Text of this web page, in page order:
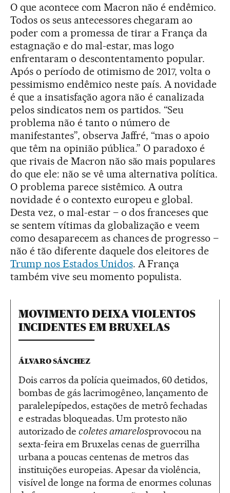
O que acontece com Macron não é endêmico.
Todos os seus antecessores chegaram ao
poder com a promessa de tirar a França da
estagnação e do mal-estar, mas logo
enfrentaram o descontentamento popular.
Após o período de otimismo de 2017, volta o
pessimismo endêmico neste país. A novidade
é que a insatisfação agora não é canalizada
pelos sindicatos nem os partidos. “Seu
problema não é tanto o número de
manifestantes”, observa Jaffré, “mas o apoio
que têm na opinião pública.” O paradoxo é
que rivais de Macron não são mais populares
do que ele: não se vê uma alternativa política.
O problema parece sistêmico. A outra
novidade é o contexto europeu e global.
Desta vez, o mal-estar – o dos franceses que
se sentem vítimas da globalização e veem
como desaparecem as chances de progresso –
não é tão diferente daquele dos eleitores de
Trump nos Estados Unidos. A França
também vive seu momento populista.
MOVIMENTO DEIXA VIOLENTOS
INCIDENTES EM BRUXELAS
ÁLVARO SÁNCHEZ
Dois carros da polícia queimados, 60 detidos,
bombas de gás lacrimogêneo, lançamento de
paralelepípedos, estações de metrô fechadas
e estradas bloqueadas. Um protesto não
autorizado de coletes amarelosprovocou na
sexta-feira em Bruxelas cenas de guerrilha
urbana a poucas centenas de metros das
instituições europeias. Apesar da violência,
visível de longe na forma de enormes colunas